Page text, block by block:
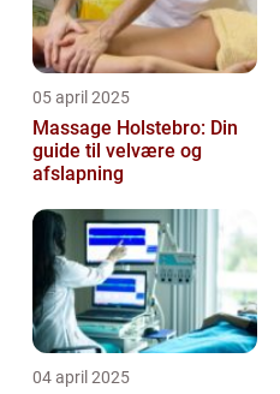
05 april 2025
Massage Holstebro: Din
guide til velvære og
afslapning
04 april 2025